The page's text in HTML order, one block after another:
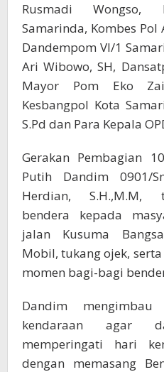
Rusmadi Wongso,
Samarinda, Kombes Pol
Dandempom VI/1
Ari Wibowo, SH,
Mayor Pom Eko
Kesbangpol Kota
S.Pd dan Para Kepala
Gerakan Pembagian
Putih Dandim 0901/
Herdian, S.H.,M.M,
bendera kepada
jalan Kusuma
Mobil, tukang ojek,
momen bagi-bagi
Dandim mengimbau
kendaraan agar
memperingati hari
dengan memasang